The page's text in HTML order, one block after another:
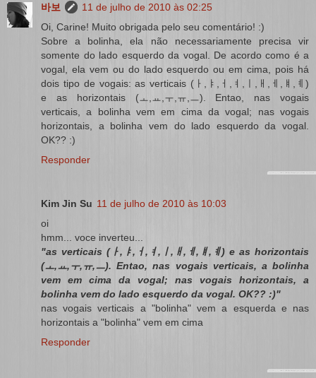
바보
11 de julho de 2010 às 02:25
Oi, Carine! Muito obrigada pelo seu comentário! :)
Sobre a bolinha, ela não necessariamente precisa vir
somente do lado esquerdo da vogal. De acordo como é a
vogal, ela vem ou do lado esquerdo ou em cima, pois há
dois tipo de vogais: as verticais (ㅏ,ㅑ,ㅓ,ㅕ,ㅣ,ㅐ,ㅔ,ㅒ,ㅖ)
e as horizontais (ㅗ,ㅛ,ㅜ,ㅠ,ㅡ). Entao, nas vogais
verticais, a bolinha vem em cima da vogal; nas vogais
horizontais, a bolinha vem do lado esquerdo da vogal.
OK?? :)
Responder
Kim Jin Su 11 de julho de 2010 às 10:03
oi
hmm... voce inverteu...
"as verticais (ㅏ,ㅑ,ㅓ,ㅕ,ㅣ,ㅐ,ㅔ,ㅒ,ㅖ) e as horizontais
(ㅗ,ㅛ,ㅜ,ㅠ,ㅡ). Entao, nas vogais verticais, a bolinha
vem em cima da vogal; nas vogais horizontais, a
bolinha vem do lado esquerdo da vogal. OK?? :)"
nas vogais verticais a "bolinha" vem a esquerda e nas
horizontais a "bolinha" vem em cima
Responder